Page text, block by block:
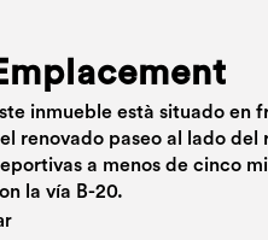
inmueble està situado en
renovado paseo al lado del
a menos de cinco
la vía B-20.